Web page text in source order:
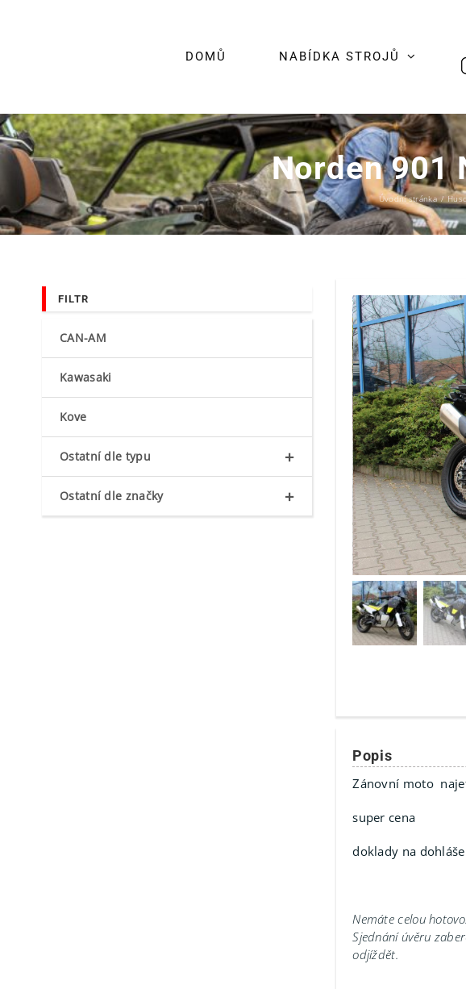
DOMŮ NABÍDKA STROJŮ
Norden 901
Úvodní stránka /
Popis
Zánovní moto
super cena
doklady na
Nemáte celou
Sjednání úvěru
odjíždět.
FILTR
CAN-AM
Kawasaki
Kove
+
Ostatní dle typu
+
Ostatní dle značky